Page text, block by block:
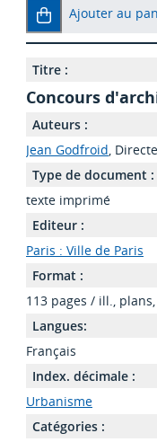
Ajouter au
Titre :
Concours
Auteurs :
Jean Godfroid,
Type de document :
texte imprimé
Editeur :
Paris : Ville de Paris
Format :
113 pages / ill.,
Langues:
Français
Index. décimale :
Urbanisme
Catégories :